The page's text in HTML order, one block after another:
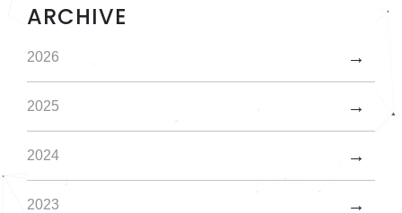
ARCHIVE
2026
2025
2024
2023